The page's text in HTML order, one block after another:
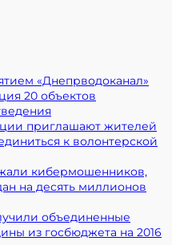
«Днепрводоканал»
20 объектов
приглашают жителей
к волонтерской
кибермошенников,
на десять миллионов
объединенные
из госбюджета на 2016